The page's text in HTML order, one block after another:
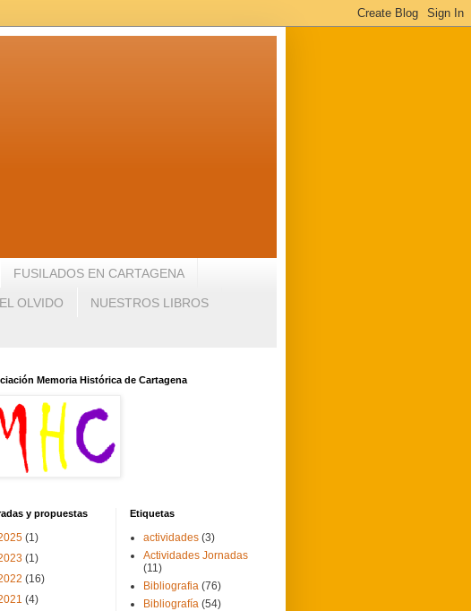
FUSILADOS EN CARTAGENA
OLVIDO NUESTROS LIBROS
Memoria Histórica de Cartagena
y propuestas
(1)
(1)
(16)
(4)
Etiquetas
actividades (3)
Actividades Jornadas
(11)
Bibliografia (76)
Bibliografía (54)